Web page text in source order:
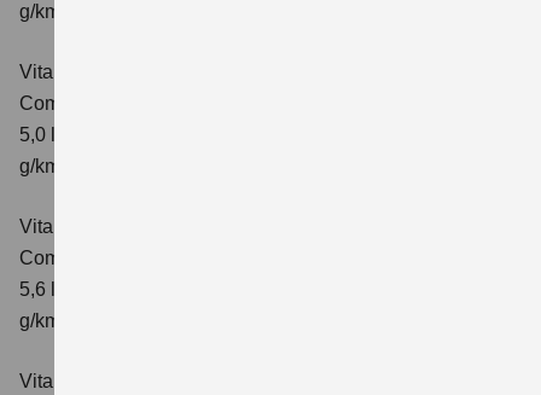
g/km; CO₂-Klasse: C
Vitara 1.5 DUALJET HYBRID AGS
Comfort+
5,0 l/100km; kombinierter Wert der CO₂-Emission: 114
g/km; CO₂-Klasse: C
Vitara 1.5 DUALJET HYBRID ALLGRIP AGS
Comfort
5,6 l/100km; kombinierter Wert der CO₂-Emission: 126
g/km; CO₂-Klasse: D
Vitara 1.5 DUALJET HYBRID ALLGRIP AGS